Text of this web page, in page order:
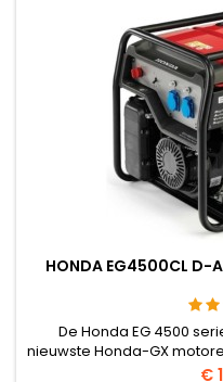
HONDA EG4500CL D-
De Honda EG 4500
nieuwste Honda-GX
en zijn uitgerust €